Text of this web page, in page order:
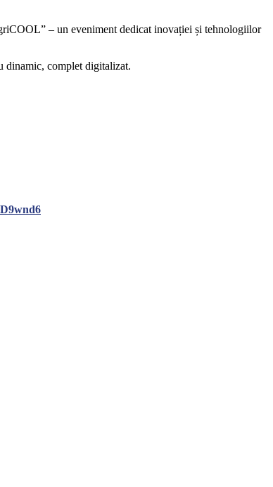
– un eveniment dedicat inovației și tehnologiilor
dinamic, complet digitalizat.